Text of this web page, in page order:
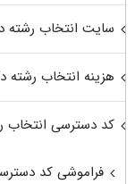
سایت انتخاب رشته
هزینه انتخاب رشته
کد دسترسی انتخاب
فراموشی کد